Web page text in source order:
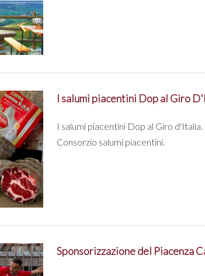
I salumi piacentini Dop al Giro
I salumi piacentini Dop al Giro
Consorzio salumi piacentini.
Sponsorizzazione del Piacenza